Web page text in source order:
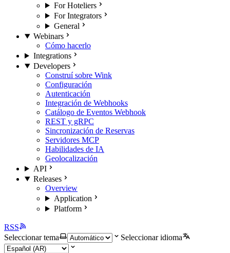
For Hoteliers
For Integrators
General
Webinars
Cómo hacerlo
Integrations
Developers
Construí sobre Wink
Configuración
Autenticación
Integración de Webhooks
Catálogo de Eventos Webhook
REST y gRPC
Sincronización de Reservas
Servidores MCP
Habilidades de IA
Geolocalización
API
Releases
Overview
Application
Platform
RSS
Seleccionar tema
Seleccionar idioma